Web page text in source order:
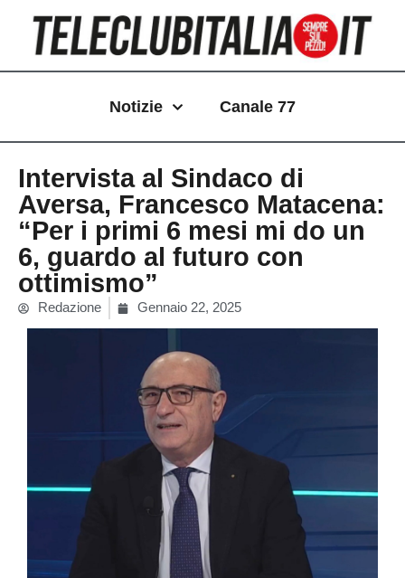
contenuto
Notizie Canale 77
Intervista al Sindaco di
Aversa, Francesco Matacena:
“Per i primi 6 mesi mi do un
6, guardo al futuro con
ottimismo”
Redazione Gennaio 22, 2025